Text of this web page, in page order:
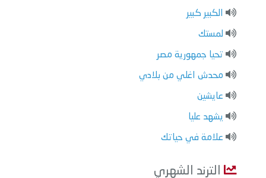
الكبير كبير
لمستك
تحيا جمهورية مصر
محدش اغلي من بلادي
عايشين
يشهد عليا
علامة في حياتك
الترند الشهري